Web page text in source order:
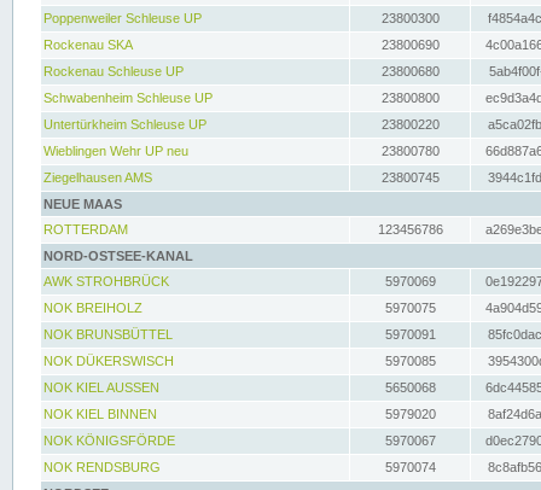
Poppenweiler Schleuse UP
23800300
Rockenau SKA
23800690
Rockenau Schleuse UP
23800680
Schwabenheim Schleuse UP
23800800
Untertürkheim Schleuse UP
23800220
Wieblingen Wehr UP neu
23800780
Ziegelhausen AMS
23800745
NEUE MAAS
ROTTERDAM
123456786
NORD-OSTSEE-KANAL
AWK STROHBRÜCK
5970069
NOK BREIHOLZ
5970075
NOK BRUNSBÜTTEL
5970091
NOK DÜKERSWISCH
5970085
NOK KIEL AUSSEN
5650068
NOK KIEL BINNEN
5979020
NOK KÖNIGSFÖRDE
5970067
NOK RENDSBURG
5970074